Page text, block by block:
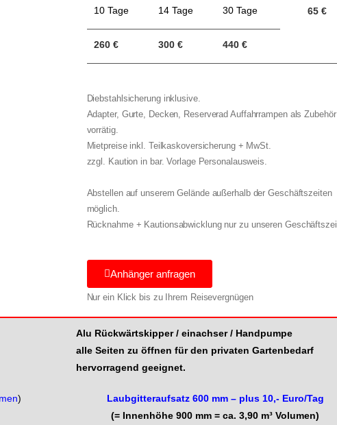
65 €
10 Tage 14 Tage 30 Tage
260 € 300 € 440 €
Diebstahlsicherung inklusive.
Adapter, Gurte, Decken, Reserverad Auffahrrampen als Zubehör
vorrätig.
Mietpreise inkl. Teilkaskoversicherung + MwSt.
zzgl. Kaution in bar. Vorlage Personalausweis.
Abstellen auf unserem Gelände außerhalb der Geschäftszeiten
möglich.
Rücknahme + Kautionsabwicklung nur zu unseren
Anhänger anfragen
Nur ein Klick bis zu Ihrem Reisevergnügen
)
Alu Rückwärtskipper / einachser / Handpumpe
alle Seiten zu öffnen für den privaten Gartenbedarf
hervorragend geeignet.
Laubgitteraufsatz 600 mm – plus 10,- Euro/Tag
(= Innenhöhe 900 mm = ca. 3,90 m³ Volumen)